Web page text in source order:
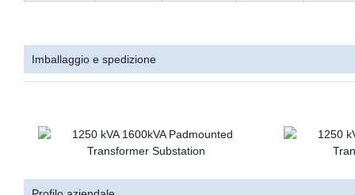
Imballaggio e spedizione